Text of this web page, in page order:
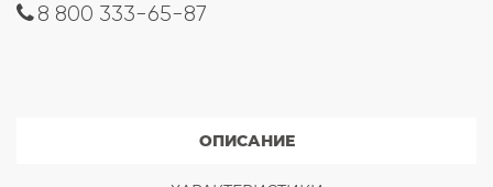
8 800 333-65-87
ОПИСАНИЕ